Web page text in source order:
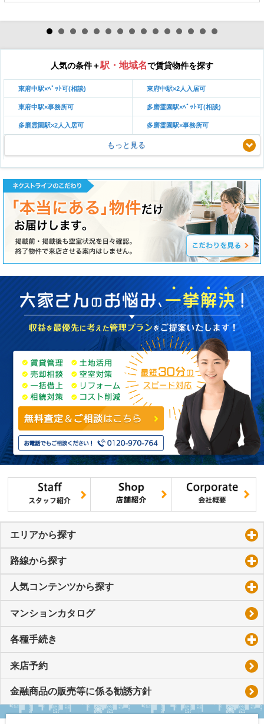
人気の条件＋駅・地域名で賃貸物件を探す
東府中駅×ﾍﾟｯﾄ可(相談) 東府中駅×2人入居可
東府中駅×事務所可 多磨霊園駅×ﾍﾟｯﾄ可(相談)
多磨霊園駅×2人入居可 多磨霊園駅×事務所可
もっと見る
エリアから探す
路線から探す
人気コンテンツから探す
マンションカタログ
各種手続き
来店予約
金融商品の販売等に係る勧誘方針